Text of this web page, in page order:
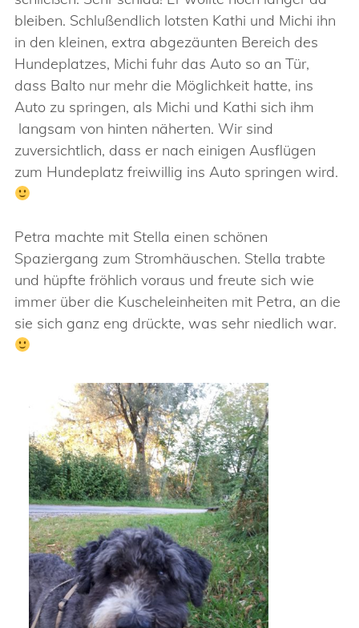
bleiben. Schlußendlich lotsten Kathi und Michi ihn
in den kleinen, extra abgezäunten Bereich des
Hundeplatzes, Michi fuhr das Auto so an Tür,
dass Balto nur mehr die Möglichkeit hatte, ins
Auto zu springen, als Michi und Kathi sich ihm
langsam von hinten näherten. Wir sind
zuversichtlich, dass er nach einigen Ausflügen
zum Hundeplatz freiwillig ins Auto springen wird.
Petra machte mit Stella einen schönen
Spaziergang zum Stromhäuschen. Stella trabte
und hüpfte fröhlich voraus und freute sich wie
immer über die Kuscheleinheiten mit Petra, an die
sie sich ganz eng drückte, was sehr niedlich war.